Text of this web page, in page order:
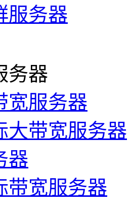
服务器
务器
宽服务器
大带宽服务器
器
带宽服务器